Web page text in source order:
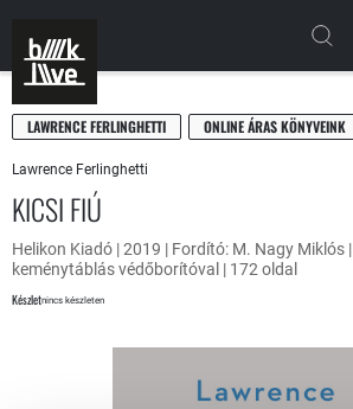
LAWRENCE FERLINGHETTI ONLINE ÁRAS KÖNYVEINK
Lawrence Ferlinghetti
KICSI FIÚ
Helikon Kiadó | 2019 | Fordító: M. Nagy Miklós |
keménytáblás védőborítóval | 172 oldal
Készletnincs készleten